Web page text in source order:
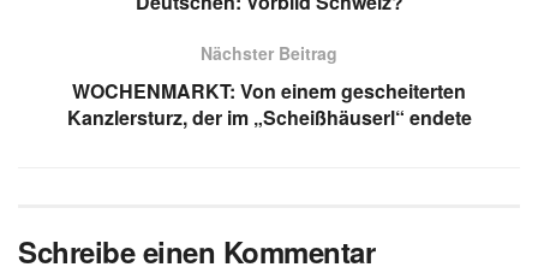
m n o
o
k
e
Nächster Beitrag
WOCHENMARKT: Von einem gescheiterten
Kanzlersturz, der im „Scheißhäuserl“ endete
Schreibe einen Kommentar